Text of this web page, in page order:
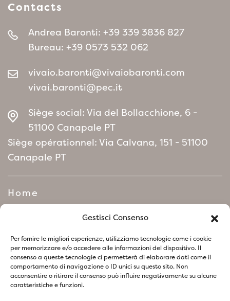
Gestisci Consenso
Per fornire le migliori esperienze, utilizziamo tecnologie come i cookie
per memorizzare e/o accedere alle informazioni del dispositivo. Il
consenso a queste tecnologie ci permetterà di elaborare dati come il
comportamento di navigazione o ID unici su questo sito. Non
acconsentire o ritirare il consenso può influire negativamente su alcune
caratteristiche e funzioni.
Contacts
Andrea Baronti: +39 339 3836 827
Bureau: +39 0573 532 062
vivaio.baronti@vivaiobaronti.com
vivai.baronti@pec.it
Siège social: Via del Bollacchione, 6 -
51100 Canapale PT
Siège opérationnel: Via Calvana, 151 - 51100
Canapale PT
Home
Manifeste de politique
Suivez-nous sur les réseaux sociaux